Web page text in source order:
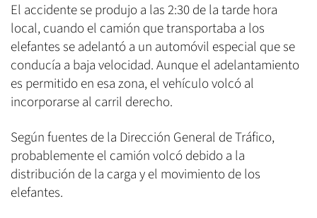
El accidente se produjo a las 2:30 de la tarde hora
local, cuando el camión que transportaba a los
elefantes se adelantó a un automóvil especial que se
conducía a baja velocidad. Aunque el adelantamiento
es permitido en esa zona, el vehículo volcó al
incorporarse al carril derecho.
Según fuentes de la Dirección General de Tráfico,
probablemente el camión volcó debido a la
distribución de la carga y el movimiento de los
elefantes.